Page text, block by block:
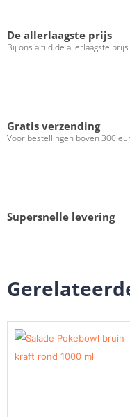
De allerlaagste prijs
Bij ons altijd de allerlaagste prijs
Gratis verzending
Voor bestellingen boven 300
Supersnelle levering